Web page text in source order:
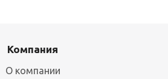
Компания
О компании